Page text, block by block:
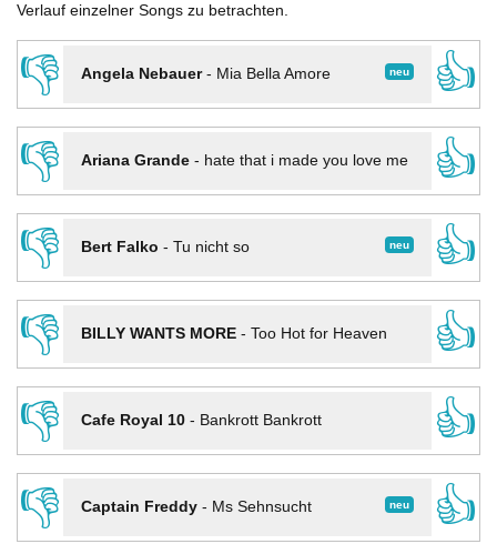
Verlauf einzelner Songs zu betrachten.
👎 neu
Angela Nebauer- Mia Bella Amore
👍
👎
Ariana Grande- hate that i made you love me
👍
👎
neu
Bert Falko - Tu nicht so
👍
👎
BILLY WANTS MORE- Too Hot for Heaven
👍
👎
Cafe Royal 10- Bankrott Bankrott
👍
👎
neu
Captain Freddy- Ms Sehnsucht
👍